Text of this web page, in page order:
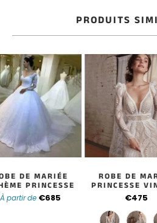
PRODUITS
DE MARIÉE
PRINCESSE
À partir de €685
ROBE DE
PRINCESSE
€475